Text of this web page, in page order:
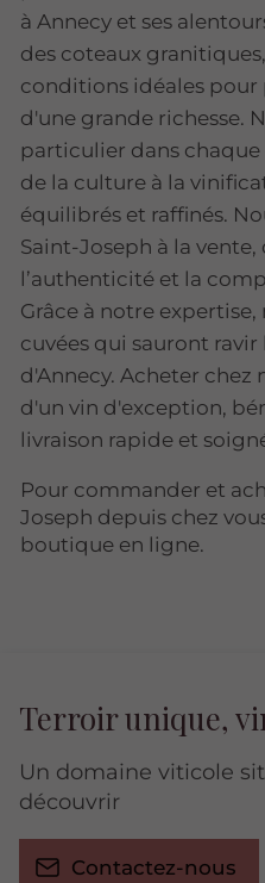
à Annecy et ses
des coteaux
conditions idéales pour
d'une grande richesse.
particulier dans
de la culture à la
équilibrés et raffinés.
Saint-Joseph à la
l’authenticité et la
Grâce à notre
cuvées qui sauront ravir
d'Annecy. Acheter chez
d'un vin d'exception,
livraison rapide et
Pour commander et
Joseph depuis chez
boutique en ligne.
Terroir unique,
Un domaine viticole
découvrir
Contactez-nous